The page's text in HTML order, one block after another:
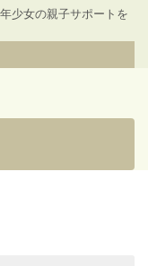
少女の親子サポートを